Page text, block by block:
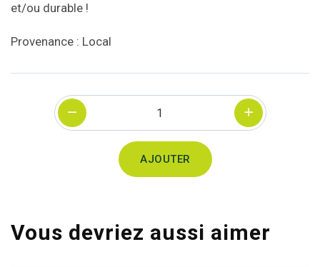
et/ou durable !
Provenance : Local
Quantité
AJOUTER
Vous devriez aussi aimer